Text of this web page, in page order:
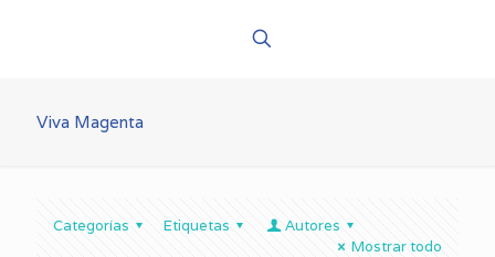
Viva Magenta
Categorías Etiquetas
Autores
Mostrar todo